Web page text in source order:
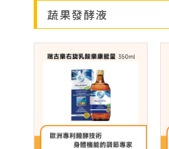
百靈油 黑種草油 鎂
油
益生菌 D3 穀胱
B群 鋅
蔬果發酵液
保健系列
適用族群
嚴選好物
優質品牌